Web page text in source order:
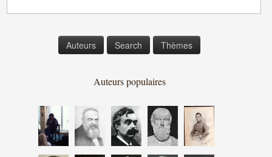
Auteurs Search Thèmes
Auteurs populaires